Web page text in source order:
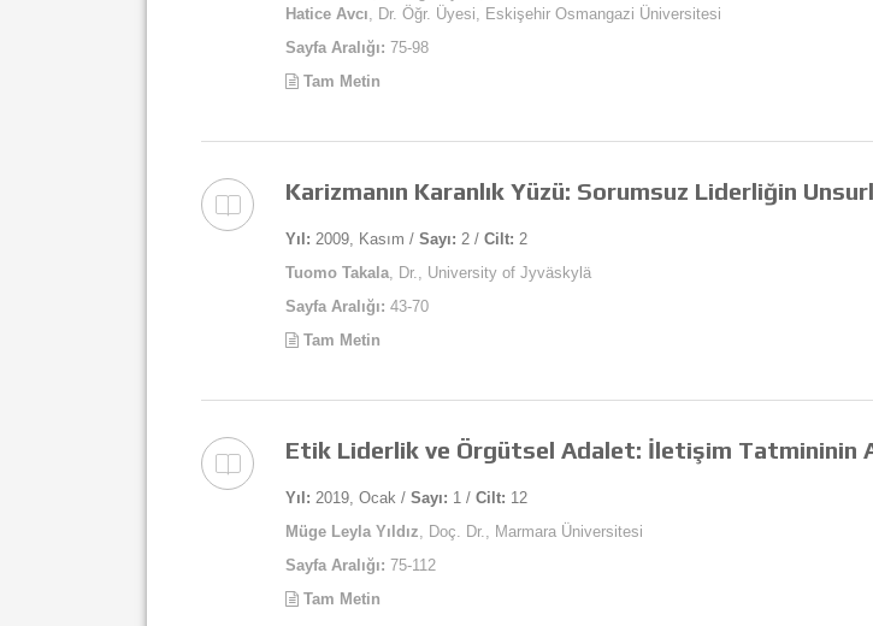
Hatice Avcı, Dr. Öğr. Üyesi, Eskişehir Osmangazi Üniversitesi
Sayfa Aralığı: 75-98
Tam Metin
Karizmanın Karanlık Yüzü: Sorumsuz Liderliğin
Yıl: 2009, Kasım / Sayı: 2 / Cilt: 2
Tuomo Takala, Dr., University of Jyväskylä
Sayfa Aralığı: 43-70
Tam Metin
Etik Liderlik ve Örgütsel Adalet: İletişim Tatmininin
Yıl: 2019, Ocak / Sayı: 1 / Cilt: 12
Müge Leyla Yıldız, Doç. Dr., Marmara Üniversitesi
Sayfa Aralığı: 75-112
Tam Metin